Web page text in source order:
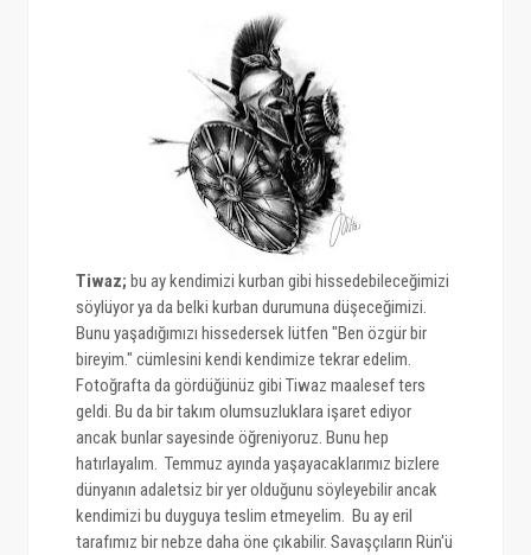
Tiwaz; bu ay kendimizi kurban gibi hissedebileceğimizi
söylüyor ya da belki kurban durumuna düşeceğimizi.
Bunu yaşadığımızı hissedersek lütfen "Ben özgür bir
bireyim." cümlesini kendi kendimize tekrar edelim.
Fotoğrafta da gördüğünüz gibi Tiwaz maalesef ters
geldi. Bu da bir takım olumsuzluklara işaret ediyor
ancak bunlar sayesinde öğreniyoruz. Bunu hep
hatırlayalım. Temmuz ayında yaşayacaklarımız bizlere
dünyanın adaletsiz bir yer olduğunu söyleyebilir ancak
kendimizi bu duyguya teslim etmeyelim. Bu ay eril
tarafımız bir nebze daha öne çıkabilir. Savaşçıların Rün'ü